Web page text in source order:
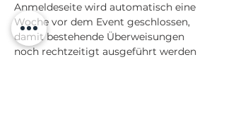
Anmeldeseite wird automatisch eine
Woche vor dem Event geschlossen,
damit bestehende Überweisungen
noch rechtzeitigt ausgeführt werden